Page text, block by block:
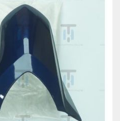
nào trong giỏ hàng